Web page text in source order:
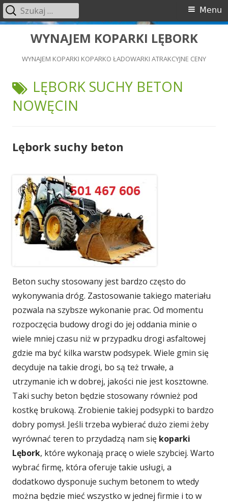
PrzeskoczWYNAJEM KOPARKI LĘBORK
WYNAJEM KOPARKI KOPARKO ŁADOWARKI ATRAKCYJNE CENY
Menu
główne
Menu
Szukaj:
TAGI:
LĘBORK SUCHY BETON
NOWĘCIN
Lębork suchy beton
Beton suchy stosowany jest bardzo często do
wykonywania dróg. Zastosowanie takiego materiału
pozwala na szybsze wykonanie prac. Od momentu
rozpoczęcia budowy drogi do jej oddania minie o
wiele mniej czasu niż w przypadku drogi asfaltowej
gdzie ma być kilka warstw podsypek. Wiele gmin się
decyduje na takie drogi, bo są też trwałe, a
utrzymanie ich w dobrej, jakości nie jest kosztowne.
Taki suchy beton będzie stosowany również pod
kostkę brukową. Zrobienie takiej podsypki to bardzo
dobry pomysł. Jeśli trzeba wybierać dużo ziemi żeby
wyrównać teren to przydadzą nam się koparki
Lębork, które wykonają pracę o wiele szybciej. Warto
wybrać firmę, która oferuje takie usługi, a
dodatkowo dysponuje suchym betonem to wtedy
można będzie mieć wszystko w jednej firmie i to w